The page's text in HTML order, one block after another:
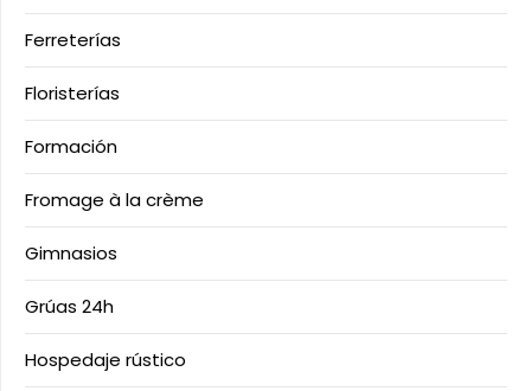
Ferreterías
Floristerías
Formación
Fromage à la crème
Gimnasios
Grúas 24h
Hospedaje rústico